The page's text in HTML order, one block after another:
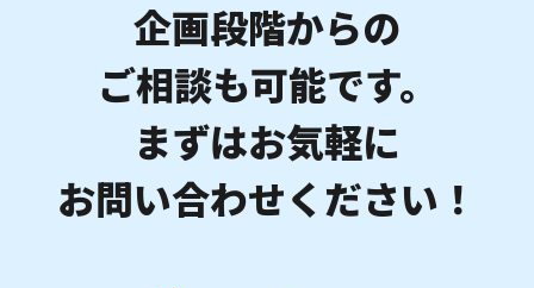
企画段階からの
ご相談も可能です。
まずはお気軽に
お問い合わせください！